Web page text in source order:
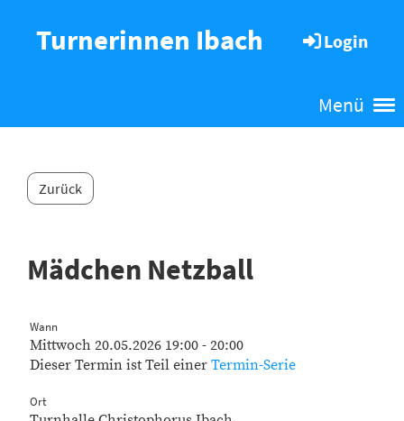
Turnerinnen Ibach Login
Menü
Zurück
Mädchen Netzball
Wann
Mittwoch 20.05.2026 19:00 - 20:00
Dieser Termin ist Teil einer Termin-Serie
Ort